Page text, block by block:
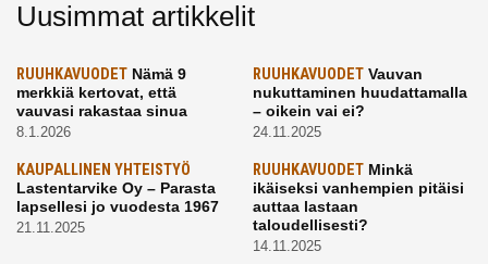
Uusimmat artikkelit
RUUHKAVUODET Nämä 9
merkkiä kertovat, että
vauvasi rakastaa sinua
8.1.2026
RUUHKAVUODETVauvan
nukuttaminen huudattamalla
– oikein vai ei?
24.11.2025
KAUPALLINEN YHTEISTYÖ
Lastentarvike Oy – Parasta
lapsellesi jo vuodesta 1967
21.11.2025
RUUHKAVUODETMinkä
ikäiseksi vanhempien pitäisi
auttaa lastaan
taloudellisesti?
14.11.2025